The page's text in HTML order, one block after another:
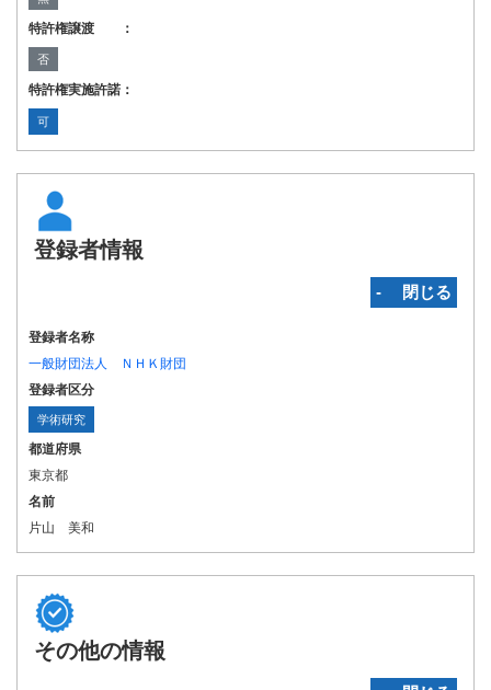
特許権譲渡 ：
否
特許権実施許諾：
可
登録者情報
‐ 閉じる
登録者名称
一般財団法人 ＮＨＫ財団
登録者区分
学術研究
都道府県
東京都
名前
片山 美和
その他の情報